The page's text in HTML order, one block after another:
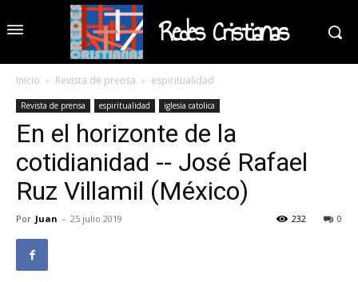
Redes Cristianas
Inicio Revista de prensa espiritualidad
Revista de prensa espiritualidad iglesia catolica
En el horizonte de la
cotidianidad -- José Rafael
Ruz Villamil (México)
Por Juan - 25 julio 2019 0
232